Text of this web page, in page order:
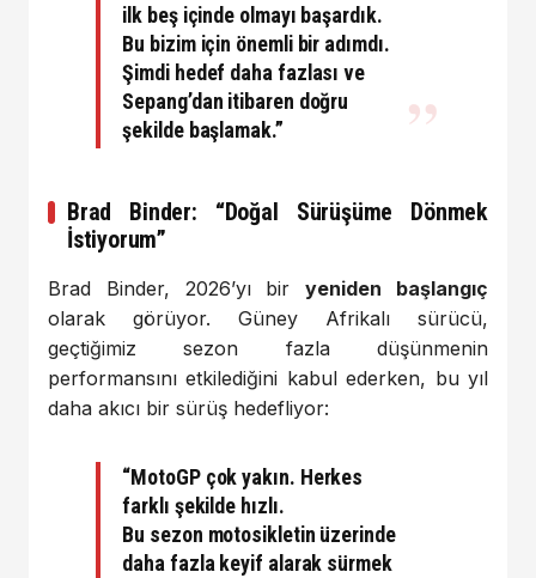
ilk beş içinde olmayı başardık.
Bu bizim için önemli bir adımdı.
Şimdi hedef daha fazlası ve
Sepang’dan itibaren doğru
şekilde başlamak.”
Brad Binder: “Doğal Sürüşüme Dönmek
İstiyorum”
Brad Binder, 2026’yı biryeniden başlangıç
olarak görüyor. Güney Afrikalı sürücü,
geçtiğimiz sezon fazla düşünmenin
performansını etkilediğini kabul ederken, bu yıl
daha akıcı bir sürüş hedefliyor:
“MotoGP çok yakın. Herkes
farklı şekilde hızlı.
Bu sezon motosikletin üzerinde
daha fazla keyif alarak sürmek